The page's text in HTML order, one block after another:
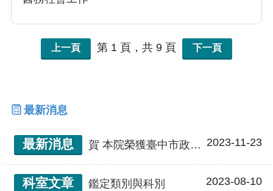
上一頁 第 1 頁，共 9 頁 下一頁
最新消息
最新消息 賀 本院榮獲臺中市政府績優志願服務團隊 2023-11-23
科室文章 鑑定類別與科別 2023-08-10